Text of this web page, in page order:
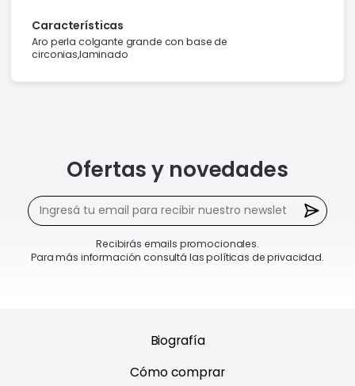
Características
Aro perla colgante grande con base de
circonias,laminado
Ofertas y novedades
Recibirás emails promocionales.
Para más información consultá las políticas de privacidad.
Biografía
Cómo comprar